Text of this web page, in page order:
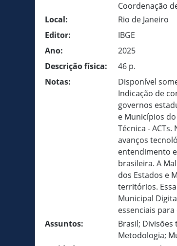
Coordenação
Local:
Rio de Janeiro
Editor:
IBGE
Ano:
2025
Descrição física:
46 p.
Notas:
Disponível
Indicação de
governos
e Municípios
Técnica -
avanços
entendimento
brasileira. A
dos Estados e
territórios.
Municipal
essenciais
Assuntos:
Brasil;
Metodologia;